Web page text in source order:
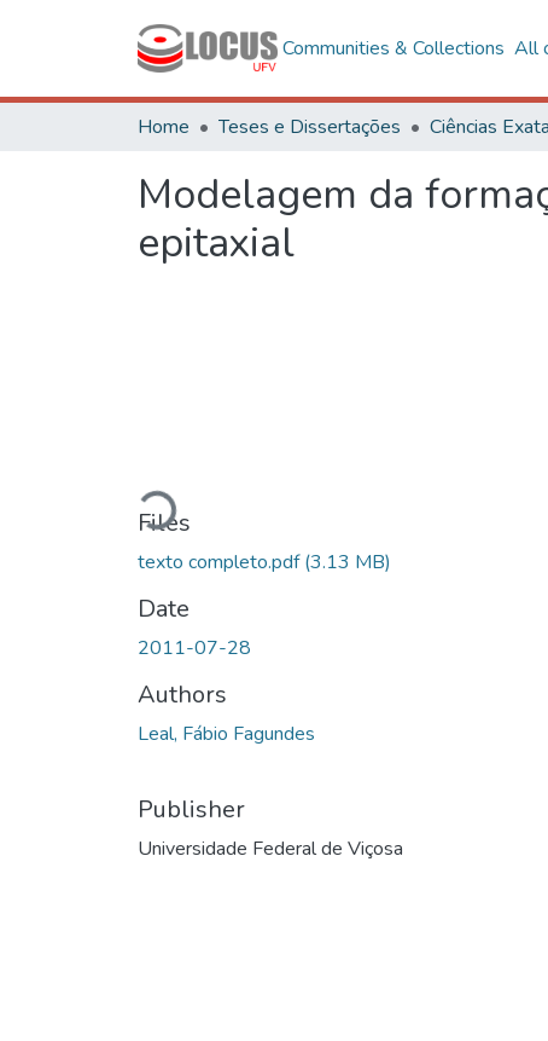
Communities & Collections All
Home Teses e Dissertações
Modelagem da
epitaxial
Loading...
Files
texto completo.pdf(3.13 MB)
Date
2011-07-28
Authors
Leal, Fábio Fagundes
Publisher
Universidade Federal de Viçosa